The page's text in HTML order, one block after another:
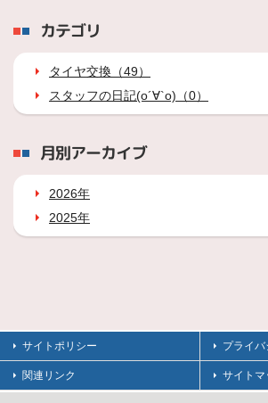
カテゴリ
タイヤ交換（49）
スタッフの日記(о´∀`о)（0）
月別アーカイブ
2026年
2025年
サイトポリシー プライ
関連リンク サイトマ